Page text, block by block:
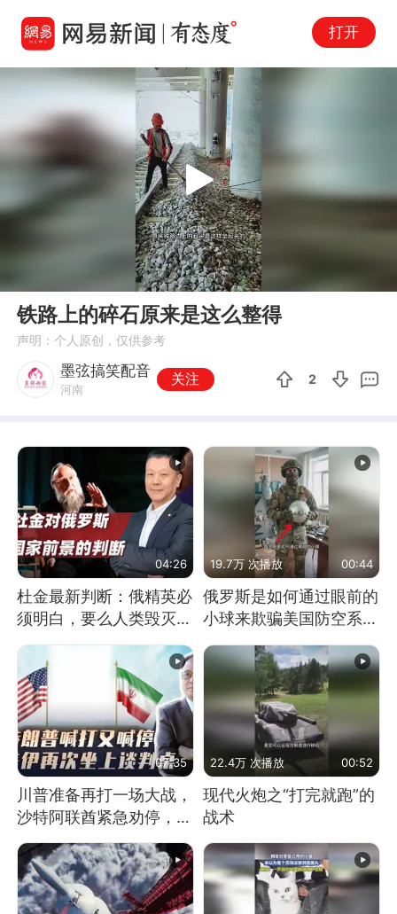
打开
Play
铁路上的碎石原来是这么整得
声明：个人原创，仅供参考
墨弦搞笑配音
河南
关注 2
04:26
杜金最新判断：俄精英必
须明白，要么人类毁灭，
19.7万 次播放 00:44
俄罗斯是如何通过眼前的
小球来欺骗美国防空系统
07:35
川普准备再打一场大战，
沙特阿联酋紧急劝停，美
伊开启新一轮谈判
22.4万 次播放 00:52
现代火炮之“打完就跑”的
战术